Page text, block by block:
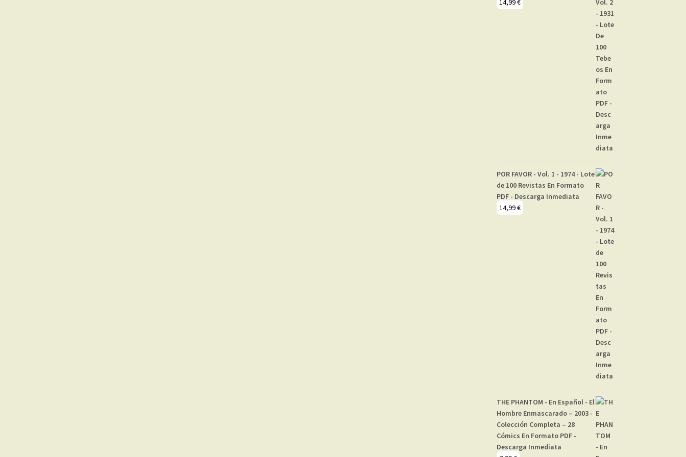
POR FAVOR - Vol. 1 - 1974 - Lote
de 100 Revistas En Formato
PDF - Descarga Inmediata
14,99€
THE PHANTOM - En Español - El
Hombre Enmascarado – 2003 -
Colección Completa – 28
Cómics En Formato PDF -
Descarga Inmediata